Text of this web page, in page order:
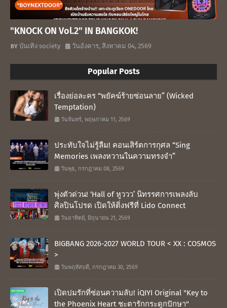
"KNOCK ON Vol.2" IN BANGKOK!
บันเทิง society วันอังคาร, สิงหาคม 04, 2569
Popular Posts
เรื่องย่อละคร “พยัคฆ์ร้ายซ่อนลาย” (Wicked
Temptation)
วันจันทร์, พฤษภาคม 11, 2569
ประทับใจไม่รู้ลืม! คอนเสิร์ตการกุศล “Sing
Memories เพลงหวานในความทรงจำ”
วันพุธ, กรกฎาคม 08, 2569
พุ่งตัวด่วน! ‘Hall of หูววว’ นิทรรศการเพลงลับ
ศิลปินโปรด เปิดให้ติ่งฟรีที่ Lido Connect
วันอาทิตย์, มิถุนายน 21, 2569
BIGBANG 2026-2027 WORLD TOUR < XX : COSMOS
>
วันพฤหัสบดี, กรกฎาคม 30, 2569
เปิดปมรักที่ซ่อนความลับ! iQIYI Original "Key to
the Phoenix Heart ชะตารักกระดูกปักษา"